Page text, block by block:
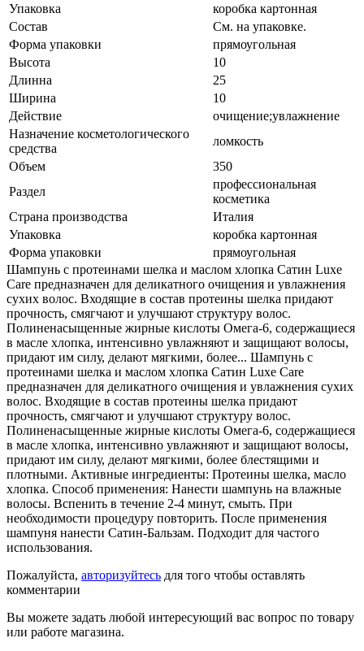
Упаковка
коробка картонная
Состав
См. на упаковке.
Форма упаковки
прямоугольная
Высота
10
Длинна
25
Ширина
10
Действие
очищение;увлажнение
Назначение косметологического
средства
ломкость
Объем
350
Раздел
профессиональная
косметика
Страна производства
Италия
Упаковка
коробка картонная
Форма упаковки
прямоугольная
Шампунь с протеинами шелка и маслом хлопка Сатин Luxe
Care предназначен для деликатного очищения и увлажнения
сухих волос. Входящие в состав протеины шелка придают
прочность, смягчают и улучшают структуру волос.
Полиненасыщенные жирные кислоты Омега-6, содержащиеся
в масле хлопка, интенсивно увлажняют и защищают волосы,
придают им силу, делают мягкими, более... Шампунь с
протеинами шелка и маслом хлопка Сатин Luxe Care
предназначен для деликатного очищения и увлажнения сухих
волос. Входящие в состав протеины шелка придают
прочность, смягчают и улучшают структуру волос.
Полиненасыщенные жирные кислоты Омега-6, содержащиеся
в масле хлопка, интенсивно увлажняют и защищают волосы,
придают им силу, делают мягкими, более блестящими и
плотными. Активные ингредиенты: Протеины шелка, масло
хлопка. Способ применения: Нанести шампунь на влажные
волосы. Вспенить в течение 2-4 минут, смыть. При
необходимости процедуру повторить. После применения
шампуня нанести Сатин-Бальзам. Подходит для частого
использования.
Пожалуйста, авторизуйтесь для того чтобы оставлять
комментарии
Вы можете задать любой интересующий вас вопрос по товару
или работе магазина.